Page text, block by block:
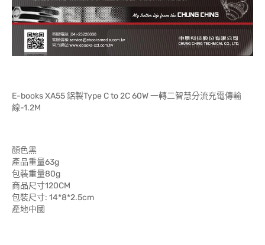
E-books XA55 鋁製Type C to 2C 60W 一轉二智慧分流充電傳輸
線-1.2M
顏色黑
產品重量63g
包裝重量80g
商品尺寸120CM
包裝尺寸: 14*8*2.5cm
產地中國